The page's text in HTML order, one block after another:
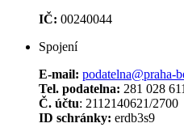
IČ: 00240044
Spojení
E-mail: podatelna@praha-
Tel. podatelna: 281 028 611
Č. účtu: 2112140621/2700
ID schránky: erdb3s9